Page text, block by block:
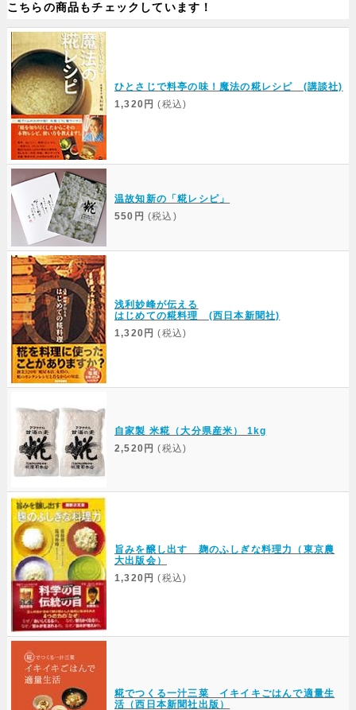
こちらの商品もチェックしています！
ひとさじで料亭の味！魔法の糀レシピ (講談社)
1,320円 (税込)
温故知新の「糀レシピ」
550円 (税込)
浅利妙峰が伝える
はじめての糀料理 (西日本新聞社)
1,320円 (税込)
自家製 米糀（大分県産米） 1kg
2,520円 (税込)
旨みを醸し出す 麹のふしぎな料理力（東京農
大出版会）
1,320円 (税込)
糀でつくる一汁三菜 イキイキごはんで適量生
活（西日本新聞社出版）